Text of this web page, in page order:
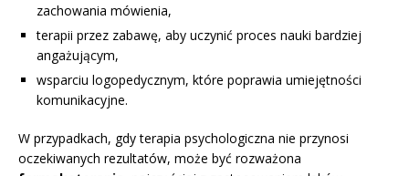
zachowania mówienia,
terapii przez zabawę, aby uczynić proces nauki bardziej
angażującym,
wsparciu logopedycznym, które poprawia umiejętności
komunikacyjne.
W przypadkach, gdy terapia psychologiczna nie przynosi
oczekiwanych rezultatów, może być rozważona